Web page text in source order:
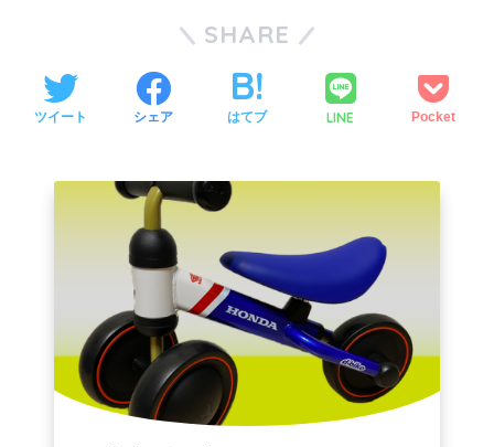
SHARE
ツイート シェア はてブ LINE Pocket